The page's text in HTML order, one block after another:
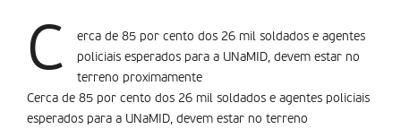
C
erca de 85 por cento dos 26 mil soldados e agentes
policiais esperados para a UNaMID, devem estar no
terreno proximamente
Cerca de 85 por cento dos 26 mil soldados e agentes policiais
esperados para a UNaMID, devem estar no terreno